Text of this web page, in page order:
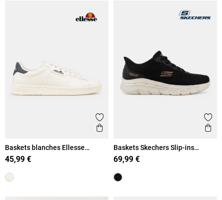
Ajouter aux favoris
Aperçu rapide
Baskets blanches Ellesse
homme (40-46)
45,99 €
Baskets Skechers Slip-ins
homme (41-46)
69,99 €